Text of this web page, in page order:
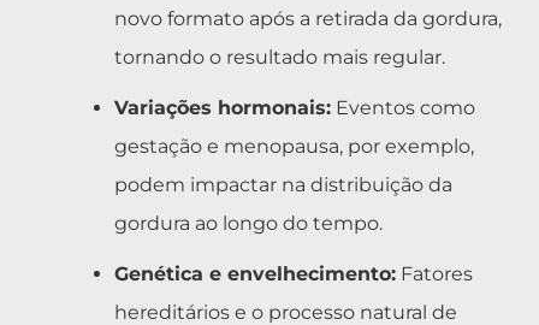
novo formato após a retirada da gordura,
tornando o resultado mais regular.
Variações hormonais: Eventos como
gestação e menopausa, por exemplo,
podem impactar na distribuição da
gordura ao longo do tempo.
Genética e envelhecimento: Fatores
hereditários e o processo natural de